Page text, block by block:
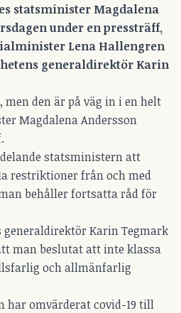
statsminister Magdalena
under en pressträff,
Lena Hallengren
generaldirektör Karin
men den är på väg in i en helt
Magdalena Andersson
statsministern att
restriktioner från och med
behåller fortsatta råd för
Karin Tegmark
man beslutat att inte klassa
och allmänfarlig
har omvärderat covid-19 till